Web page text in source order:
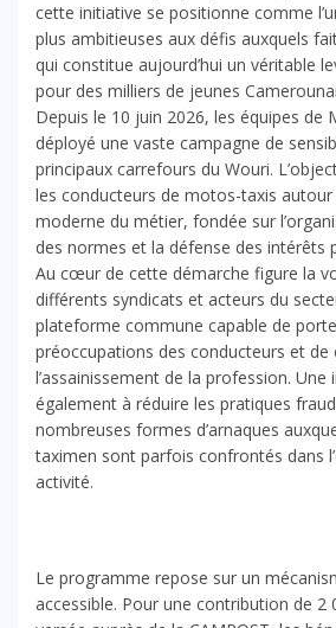
cette initiative se positionne comme
plus ambitieuses aux défis auxquels
qui constitue aujourd’hui un véritable
pour des milliers de jeunes
Depuis le 10 juin 2026, les équipes de
déployé une vaste campagne de
principaux carrefours du Wouri.
les conducteurs de motos-taxis autour
moderne du métier, fondée sur
des normes et la défense des intérêts
Au cœur de cette démarche figure la
différents syndicats et acteurs du
plateforme commune capable de
préoccupations des conducteurs et de
l’assainissement de la profession. Une
également à réduire les pratiques
nombreuses formes d’arnaques
taximen sont parfois confrontés dans
activité.
Le programme repose sur un
accessible. Pour une contribution de 2